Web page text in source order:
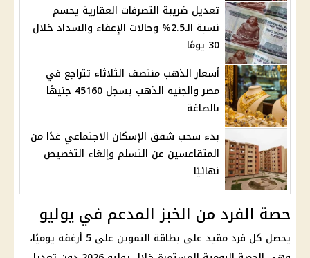
تعديل ضريبة التصرفات العقارية يحسم
نسبة الـ2.5% وحالات الإعفاء والسداد خلال
30 يومًا
أسعار الذهب منتصف الثلاثاء تتراجع في
مصر والجنيه الذهب يسجل 45160 جنيهًا
بالصاغة
بدء سحب شقق الإسكان الاجتماعي غدًا من
المتقاعسين عن التسلم وإلغاء التخصيص
نهائيًا
حصة الفرد من الخبز المدعم في يوليو
يحصل كل فرد مقيد على بطاقة التموين
على 5 أرغفة يوميًا،